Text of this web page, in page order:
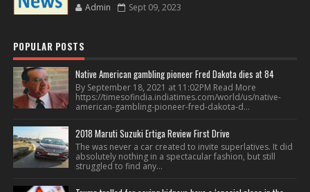
Admin Sept 09, 2023
POPULAR POSTS
Native American gambling pioneer Fred Dakota dies at 84
By September 18, 2021 at 11:02PM Read More
https://timesofindia.indiatimes.com/world/us/native-
american-gambling-pioneer-fred-dakota-d...
2018 Maruti Suzuki Ertiga Review First Drive
The was never a car created to invite superlatives. It did
absolutely nothing in a spectacular fashion, but still
struggled to find any...